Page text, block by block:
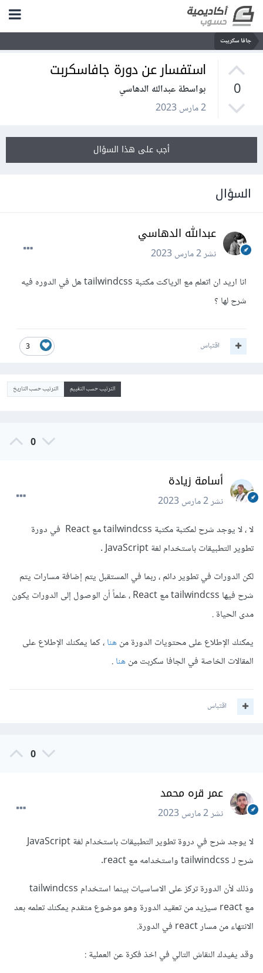
جافا سكريبت
0
استفسار عن دورة جافاسكربت
بواسطة عبدالله الدهاسي
2 مارس 2023
أجب على هذا السؤال
السؤال
عبدالله الدهاسي
نشر2 مارس 2023
انا اريد ان اتعلم مع الرياكت مكتبة tailwindcss هل في الدوره فيه
شرح لها ؟
3 اقتباس
الترتيب حسب التقييم الترتيب حسب التاريخ
0
أسامة زيادة
نشر2 مارس 2023
لا ، لا يوجد شرح لمكتبة مكتبة tailwindcss مع React في دورة
تطوير التطبيقات باستخدام لغة JavaScript
.
لكن الدورات في تطوير دائم ، ربما في المستقبل يتم إضافة مسارات يتم
شرح فيها
tailwindcss مع React ، علماً أن الوصول إلى الدورات يكون
مدى الحياة .
يمكنك الإطلاع على محتويات الدورة منهنا، كما يمكنك الإطلاع على
المقالات الخاصة في الجافا سكربت منهنا.
اقتباس
0
عمر قره محمد
نشر2 مارس 2023
لا يوجد شرح في دروة تطوير التطبيقات باستخدام لغة JavaScript
شرح لـ tailwindcss واستخدامه مع react.
وذلك لأن الدورة تركز على الاساسيات بينما استخدام tailwindcss
مع react سيزيد من تعقيد الدورة وهو موضوع متقدم يمكنك تعلمه بعد
الانتهاء من مسار react في الدورة.
وقد يفيدك النقاش التالي في اخذ فكرة عن العملية